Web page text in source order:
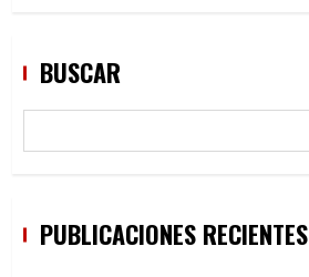
BUSCAR
PUBLICACIONES RECIENTES